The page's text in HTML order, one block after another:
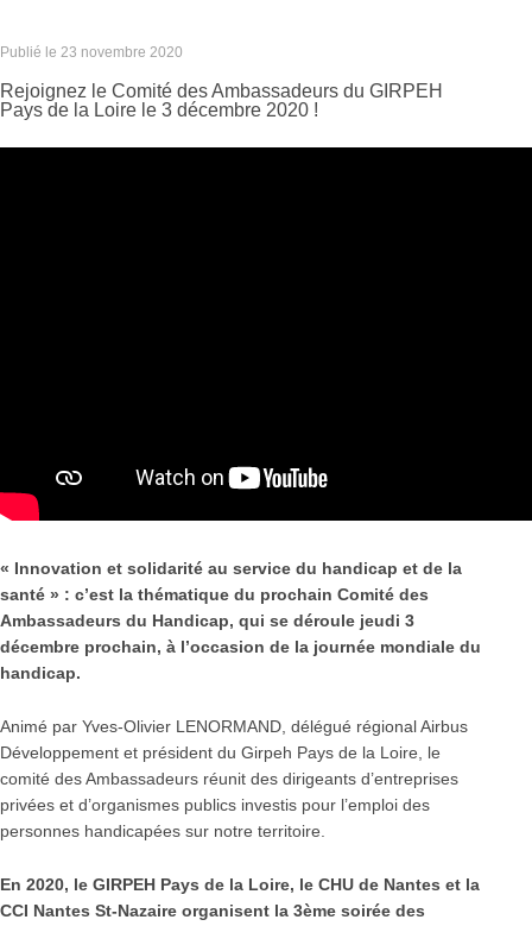
Publié le 23 novembre 2020
Rejoignez le Comité des Ambassadeurs du GIRPEH
Pays de la Loire le 3 décembre 2020 !
« Innovation et solidarité au service du handicap et de la
santé » : c’est la thématique du prochain Comité des
Ambassadeurs du Handicap, qui se déroule jeudi 3
décembre prochain, à l’occasion de la journée mondiale du
handicap.
Animé par Yves-Olivier LENORMAND, délégué régional Airbus
Développement et président du Girpeh Pays de la Loire, le
comité des Ambassadeurs réunit des dirigeants d’entreprises
privées et d’organismes publics investis pour l’emploi des
personnes handicapées sur notre territoire.
En 2020, le GIRPEH Pays de la Loire, le CHU de Nantes et la
CCI Nantes St-Nazaire organisent la 3ème soirée des